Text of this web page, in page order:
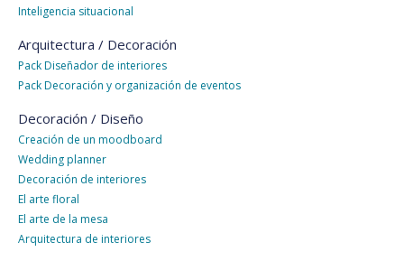
Inteligencia situacional
Arquitectura / Decoración
Pack Diseñador de interiores
Pack Decoración y organización de eventos
Decoración / Diseño
Creación de un moodboard
Wedding planner
Decoración de interiores
El arte floral
El arte de la mesa
Arquitectura de interiores